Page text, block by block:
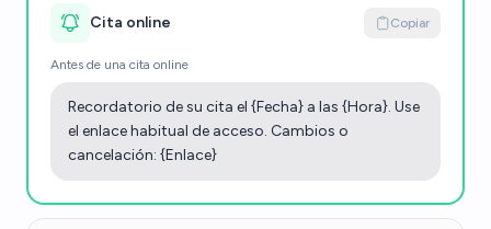
Cita online Copiar
Antes de una cita online
Recordatorio de su cita el {Fecha} a las {Hora}. Use
el enlace habitual de acceso. Cambios o
cancelación: {Enlace}